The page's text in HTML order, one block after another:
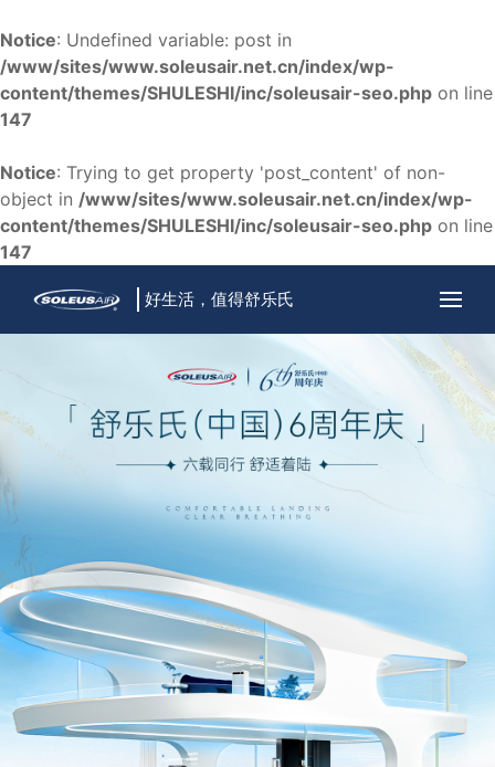
Notice: Undefined variable: post in
/www/sites/www.soleusair.net.cn/index/wp-
content/themes/SHULESHI/inc/soleusair-seo.php on line
147
Notice: Trying to get property 'post_content' of non-
object in /www/sites/www.soleusair.net.cn/index/wp-
content/themes/SHULESHI/inc/soleusair-seo.php on line
147
好生活，值得舒乐氏